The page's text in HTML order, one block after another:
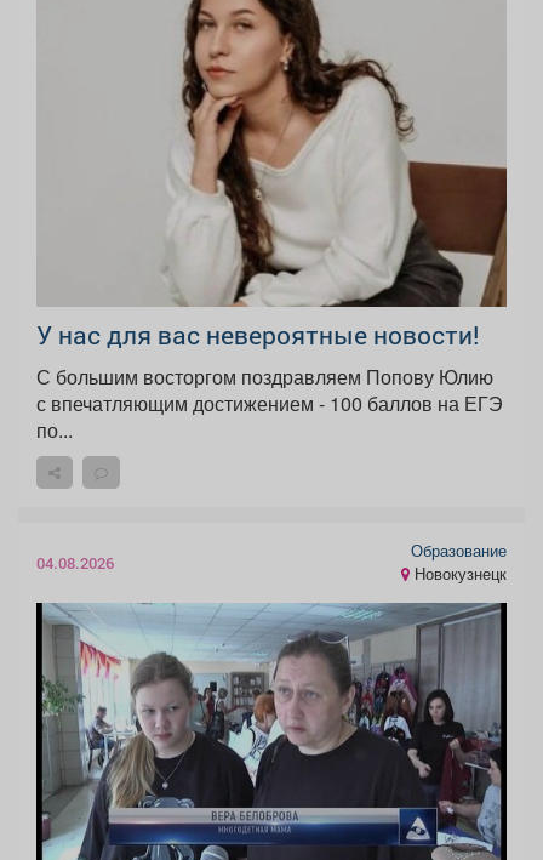
У нас для вас невероятные новости!
С большим восторгом поздравляем Попову Юлию
с впечатляющим достижением - 100 баллов на ЕГЭ
по...
04.08.2026
Образование
Новокузнецк